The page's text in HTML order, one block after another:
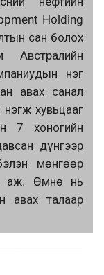
Holding
сан болох
Австралийн
нэг
авах санал
хувьцааг
7 хоногийн
дүнгээр
мөнгөөр
аж. Өмнө нь
авах талаар